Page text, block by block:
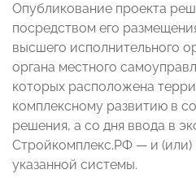
Опубликование проекта
посредством его
высшего исполнительного
органа местного
которых расположена
комплексному развитию в
решения, а со дня ввода в
Стройкомплекс.РФ — и (или)
указанной системы.